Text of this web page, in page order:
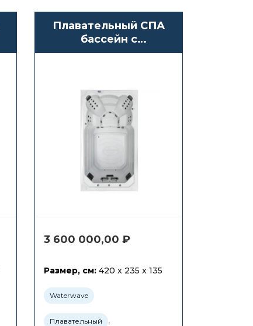
Плавательный СПА
бассейн с
противотоком
3 600 000,00₽
Размер, см: 420 x 235 x 135
Waterwave
Плавательный ,